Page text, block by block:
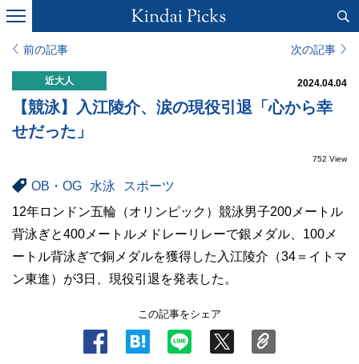
前の記事 次の記事
近大人 2024.04.04
【競泳】入江陵介、涙の現役引退「心から幸
せだった」
752 View
OB・OG 水泳
スポーツ
12年ロンドン五輪（オリンピック）競泳男子200メートル
背泳ぎと400メートルメドレーリレーで銀メダル、100メ
ートル背泳ぎで銅メダルを獲得した入江陵介（34＝イトマ
ン東進）が3日、現役引退を発表した。
この記事をシェア